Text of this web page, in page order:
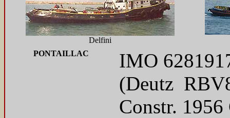
Delfini
PONTAILLAC
IMO
(Deutz
Constr.